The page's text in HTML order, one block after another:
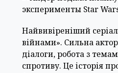
Найвивіреніший
війнами». Сильна
діалоги, робота з
спротиву. Це історія